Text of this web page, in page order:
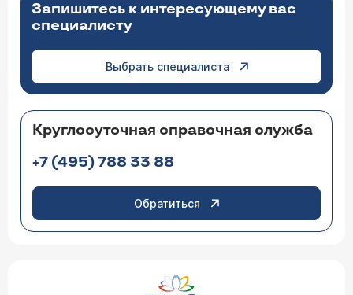
Запишитесь к интересующему вас
специалисту
Выбрать специалиста
Круглосуточная справочная служба
+7 (495) 788 33 88
Обратиться